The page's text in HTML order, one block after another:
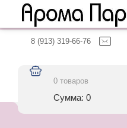
8 (913) 319-66-76
0 товаров
Сумма: 0